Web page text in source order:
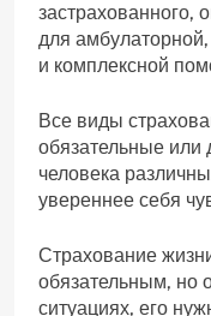
застрахованного,
для
и комплексной
Все виды
обязательные
человека
увереннее себя
Страхование
обязательным, но
ситуациях, его